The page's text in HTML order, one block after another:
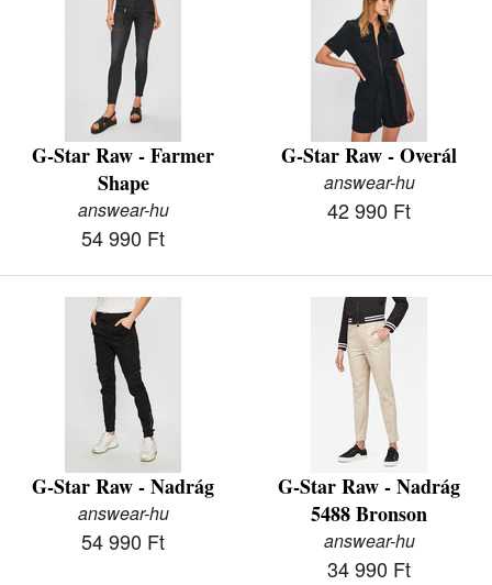
G-Star Raw - Farmer
Shape
answear-hu
54 990 Ft
G-Star Raw - Overál
answear-hu
42 990 Ft
G-Star Raw - Nadrág
answear-hu
54 990 Ft
G-Star Raw - Nadrág
5488 Bronson
answear-hu
34 990 Ft